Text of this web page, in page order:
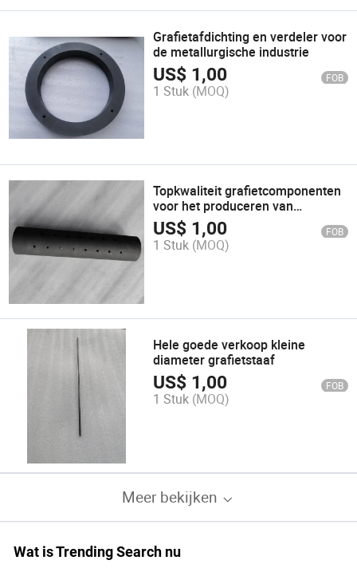
Grafietafdichting en verdeler voor
de metallurgische industrie
US$ 1,00 FOB
1 Stuk (MOQ)
Topkwaliteit grafietcomponenten
voor het produceren van
koolstofvezel
US$ 1,00 FOB
1 Stuk (MOQ)
Hele goede verkoop kleine
diameter grafietstaaf
US$ 1,00 FOB
1 Stuk (MOQ)
Meer bekijken
Wat is Trending Search nu